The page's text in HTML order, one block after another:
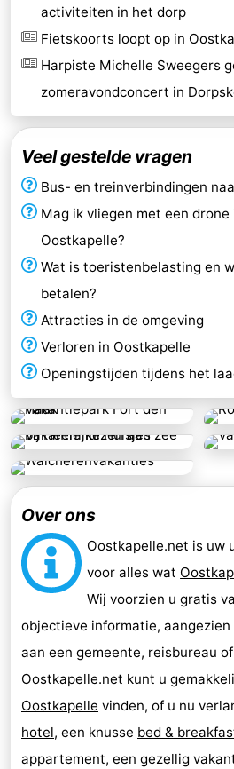
activiteiten in het dorp
Fietskoorts loopt op in
Harpiste Michelle Sweegers
zomeravondconcert in
Veel gestelde vragen
Bus- en treinverbindingen
Mag ik vliegen met een drone
Oostkapelle?
Wat is toeristenbelasting en
betalen?
Attracties in de omgeving
Verloren in Oostkapelle
Openingstijden tijdens het
Over ons
Oostkapelle.net is uw
voor alles wat
Wij voorzien u gratis
objectieve informatie,
aan een gemeente, reisbureau
Oostkapelle.net kunt u
Oostkapelle vinden, of u nu
hotel, een knusse bed &
appartement, een gezellig